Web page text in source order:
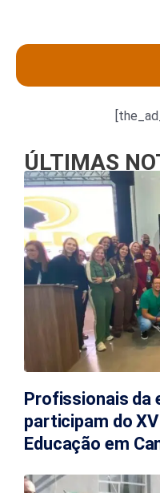
ÚLTIMAS
Profissionais da
participam do
Educação em